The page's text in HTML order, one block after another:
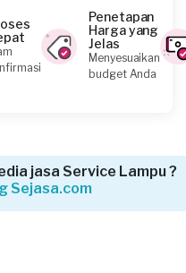
Penetapan
Harga yang
Jelas
Menyesuaikan
budget Anda
jasa Service Lampu ?
Sejasa.com